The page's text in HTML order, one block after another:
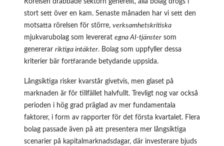
Rörelsen drabbade sektorn generellt, alla bolag drogs i
stort sett över en kam. Senaste månaden har vi sett den
motsatta rörelsen för större, verksamhetskritiska
mjukvarubolag som levererat egna AI-tjänster som
genererar riktiga intäkter. Bolag som uppfyller dessa
kriterier bär fortfarande betydande uppsida.
Långsiktiga risker kvarstår givetvis, men glaset på
marknaden är för tillfället halvfullt. Trevligt nog var också
perioden i hög grad präglad av mer fundamentala
faktorer, i form av rapporter för det första kvartalet. Flera
bolag passade även på att presentera mer långsiktiga
scenarier på kapitalmarknadsdagar, där investerare bjuds